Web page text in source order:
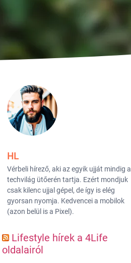
HL
Vérbeli hírező, aki az egyik ujját mindig a
techvilág ütőerén tartja. Ezért mondjuk
csak kilenc ujjal gépel, de így is elég
gyorsan nyomja. Kedvencei a mobilok
(azon belül is a Pixel).
Lifestyle hírek a 4Life
oldalairól